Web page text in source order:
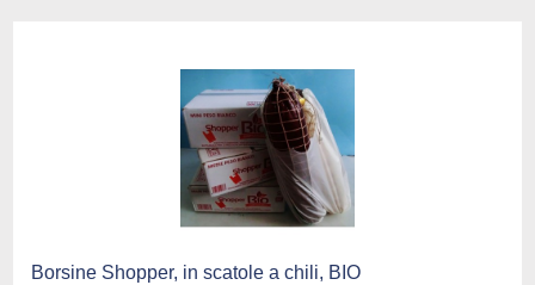
Borsine Shopper, in scatole a chili, BIO